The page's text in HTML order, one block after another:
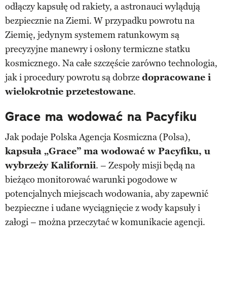
odłączy kapsułę od rakiety, a astronauci wylądują
bezpiecznie na Ziemi. W przypadku powrotu na
Ziemię, jedynym systemem ratunkowym są
precyzyjne manewry i osłony termiczne statku
kosmicznego. Na całe szczęście zarówno technologia,
jak i procedury powrotu są dobrze dopracowane i
wielokrotnie przetestowane.
Grace ma wodować na Pacyfiku
Jak podaje Polska Agencja Kosmiczna (Polsa),
kapsuła „Grace” ma wodować w Pacyfiku, u
wybrzeży Kalifornii. – Zespoły misji będą na
bieżąco monitorować warunki pogodowe w
potencjalnych miejscach wodowania, aby zapewnić
bezpieczne i udane wyciągnięcie z wody kapsuły i
załogi – można przeczytać w komunikacie agencji.